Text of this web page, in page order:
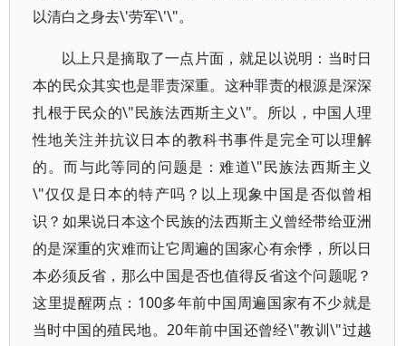
以清白之身去\'劳军\'\"。
以上只是摘取了一点片面，就足以说明：当时日
本的民众其实也是罪责深重。这种罪责的根源是深深
扎根于民众的\"民族法西斯主义\"。所以，中国人理
性地关注并抗议日本的教科书事件是完全可以理解
的。而与此等同的问题是：难道\"民族法西斯主义
\"仅仅是日本的特产吗？以上现象中国是否似曾相
识？如果说日本这个民族的法西斯主义曾经带给亚洲
的是深重的灾难而让它周遍的国家心有余悸，所以日
本必须反省，那么中国是否也值得反省这个问题呢？
这里提醒两点：100多年前中国周遍国家有不少就是
当时中国的殖民地。20年前中国还曾经\"教训\"过越